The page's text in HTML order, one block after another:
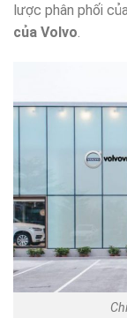
lược phân phối
của Volvo.